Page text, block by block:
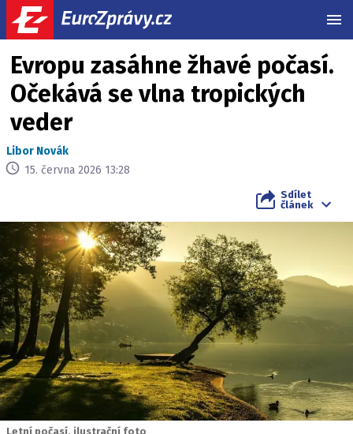
Evropu zasáhne žhavé počasí.
Očekává se vlna tropických
veder
Libor Novák
15. června 2026 13:28
Sdílet
článek
Letní počasí, ilustrační foto